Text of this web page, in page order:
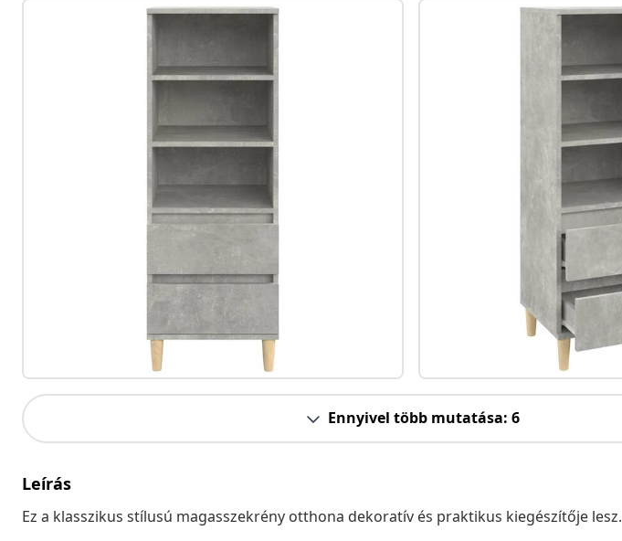
Ennyivel több mutatása: 6
Leírás
Ez a klasszikus stílusú magasszekrény otthona dekoratív és praktikus kiegészítője lesz.